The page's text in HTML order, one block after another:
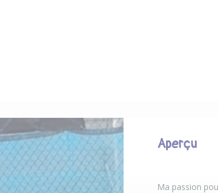
Aperçu
Ma passion